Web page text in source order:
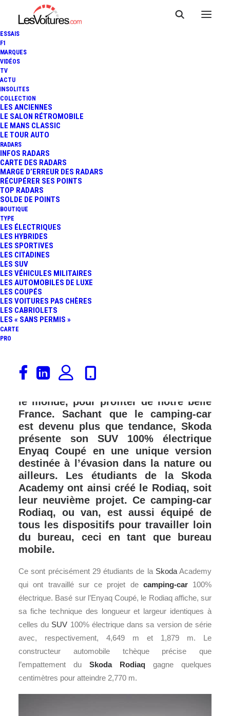
ESSAIS
F1
MARQUES
VIDÉOS
TV
ACTU
INSOLITES
COLLECTION
LES ANCIENNES
LE SALON RÉTROMOBILE
LE MANS CLASSIC
LE TOUR AUTO
RADARS
INFOS RADARS
CARTE DES RADARS
MARGE D’ERREUR DES RADARS
RÉCUPÉRER SES POINTS
TOP RADARS
SOLDE DE POINTS
BOUTIQUE
TYPE
LES ÉLECTRIQUES
LES HYBRIDES
LES SPORTIVES
LES CITADINES
LES SUV
LES VÉHICULES MILITAIRES
LES AUTOMOBILES DE LUXE
LES COUPÉS
LES VOITURES PAS CHÈRES
LES CABRIOLETS
LES « SANS PERMIS »
CARTE
PRO
CAMPING-CAR DU SUV 100%
ÉLECTRIQUE ENYAQ COUPÉ
3 Minutes
Les vacances d’été approchent à grand
pas pour les camping-caristes qui ont
le monde, pour profiter de notre belle
France. Sachant que le camping-car
est devenu plus que tendance, Skoda
présente son SUV 100% électrique
Enyaq Coupé en une unique version
destinée à l’évasion dans la nature ou
ailleurs. Les étudiants de la Skoda
Academy ont ainsi créé le Rodiaq, soit
leur neuvième projet. Ce camping-car
Rodiaq, ou van, est aussi équipé de
tous les dispositifs pour travailler loin
du bureau, ceci en tant que bureau
mobile.
Ce sont précisément 29 étudiants de la SkodaAcademy
qui ont travaillé sur ce projet de camping-car100%
électrique. Basé sur l’Enyaq Coupé, le Rodiaq affiche, sur
sa fiche technique des longueur et largeur identiques à
celles du SUV 100% électrique dans sa version de série
avec, respectivement, 4,649 m et 1,879 m. Le
constructeur automobile tchèque précise que
l’empattement du Skoda Rodiaq gagne quelques
centimètres pour atteindre 2,770 m.